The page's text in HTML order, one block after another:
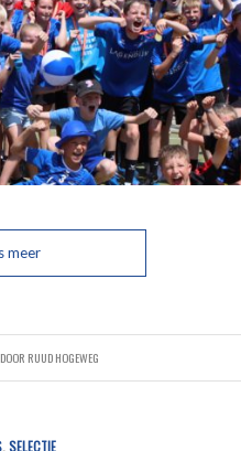
meer
DOOR RUUD HOGEWEG
,SELECTIE